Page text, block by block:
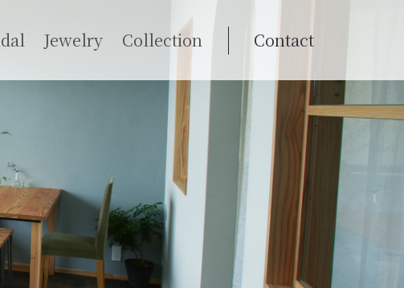
Jewelry Collection Contact